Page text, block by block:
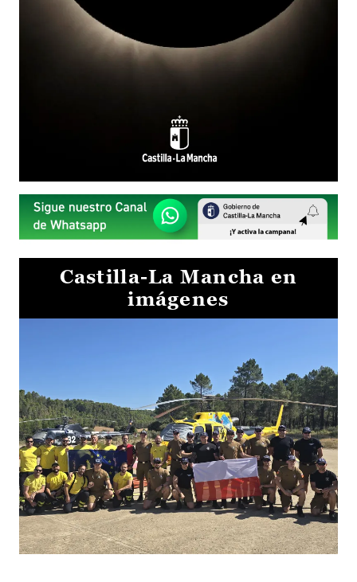
Castilla-La Mancha en
imágenes